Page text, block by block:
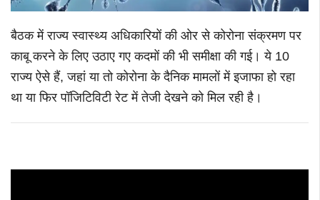
बैठक में राज्य स्वास्थ्य अधिकारियों की ओर से कोरोना संक्रमण पर
काबू करने के लिए उठाए गए कदमों की भीसमीक्षा की गई। ये 10
राज्य ऐसे हैं, जहां या तो कोरोना के दैनिक मामलों में इजाफा हो रहा
था या फिर पॉजिटिविटी रेट में तेजी देखने को मिल रही है।